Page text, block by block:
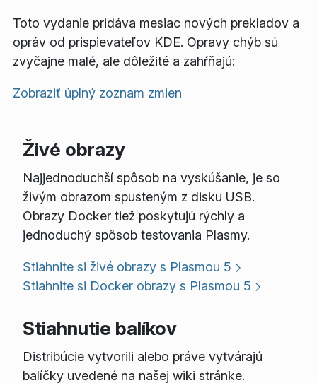
Toto vydanie pridáva mesiac nových prekladov a
opráv od prispievateľov KDE. Opravy chýb sú
zvyčajne malé, ale dôležité a zahŕňajú:
Zobraziť úplný zoznam zmien
Živé obrazy
Najjednoduchší spôsob na vyskúšanie, je so
živým obrazom spusteným z disku USB.
Obrazy Docker tiež poskytujú rýchly a
jednoduchý spôsob testovania Plasmy.
Stiahnite si živé obrazy s Plasmou 5
Stiahnite si Docker obrazy s Plasmou 5
Stiahnutie balíkov
Distribúcie vytvorili alebo práve vytvárajú
balíčky uvedené na našej wiki stránke.